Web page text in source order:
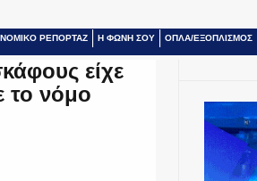
ΡΕΠΟΡΤΑΖ Η ΦΩΝΗ ΣΟΥ ΟΠΛΑ/ΕΞΟΠΛΙΣΜΟΣ
είχε
το νόμο